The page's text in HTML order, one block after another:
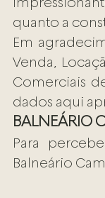
quanto a
Em
Venda,
Comerciais
dados aqui
BALNEÁRIO
Para
Balneário